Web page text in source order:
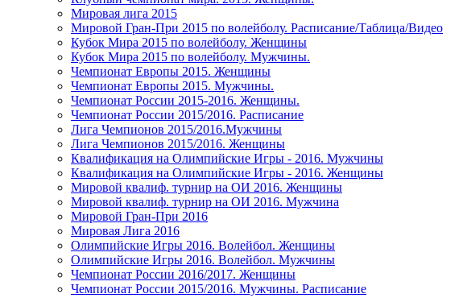
Мировая лига 2015
Мировой Гран-При 2015 по волейболу. Расписание/Таблица/Видео
Кубок Мира 2015 по волейболу. Женщины
Кубок Мира 2015 по волейболу. Мужчины.
Чемпионат Европы 2015. Женщины
Чемпионат Европы 2015. Мужчины.
Чемпионат России 2015-2016. Женщины.
Чемпионат России 2015/2016. Расписание
Лига Чемпионов 2015/2016.Мужчины
Лига Чемпионов 2015/2016. Женщины
Квалификация на Олимпийские Игры - 2016. Мужчины
Квалификация на Олимпийские Игры - 2016. Женщины
Мировой квалиф. турнир на ОИ 2016. Женщины
Мировой квалиф. турнир на ОИ 2016. Мужчина
Мировой Гран-При 2016
Мировая Лига 2016
Олимпийские Игры 2016. Волейбол. Женщины
Олимпийские Игры 2016. Волейбол. Мужчины
Чемпионат России 2016/2017. Женщины
Чемпионат России 2015/2016. Мужчины. Расписание